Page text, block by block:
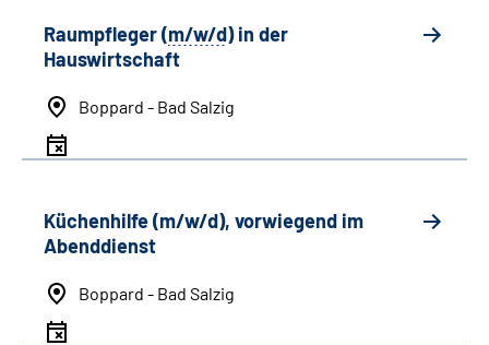
Raumpfleger (m/w/d) in der
Hauswirtschaft
Boppard - Bad Salzig
Küchenhilfe (m/w/d), vorwiegend im
Abenddienst
Boppard - Bad Salzig